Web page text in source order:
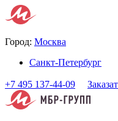
Город: Москва
Санкт-Петербург
+7 495 137-44-09